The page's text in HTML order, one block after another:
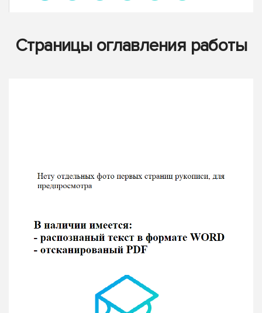
Страницы оглавления работы